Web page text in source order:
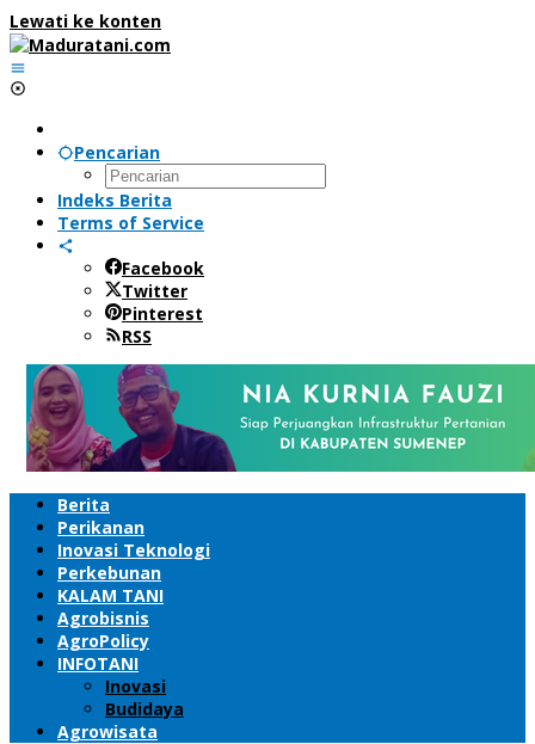
Lewati ke konten
Pencarian
Indeks Berita
Terms of Service
Facebook
Twitter
Pinterest
RSS
Berita
Perikanan
Inovasi Teknologi
Perkebunan
KALAM TANI
Agrobisnis
AgroPolicy
INFOTANI
Inovasi
Budidaya
Agrowisata